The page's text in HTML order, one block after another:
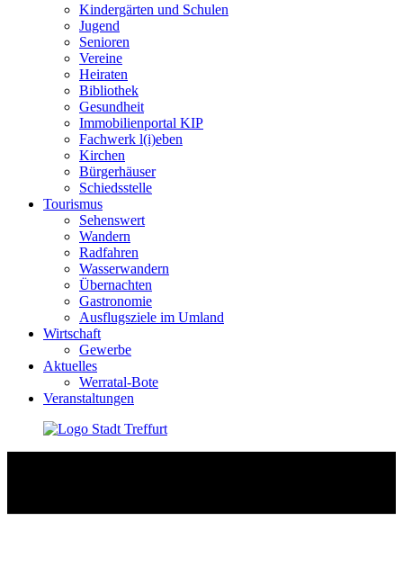
Kindergärten und Schulen
Jugend
Senioren
Vereine
Heiraten
Bibliothek
Gesundheit
Immobilienportal KIP
Fachwerk l(i)eben
Kirchen
Bürgerhäuser
Schiedsstelle
Tourismus
Sehenswert
Wandern
Radfahren
Wasserwandern
Übernachten
Gastronomie
Ausflugsziele im Umland
Wirtschaft
Gewerbe
Aktuelles
Werratal-Bote
Veranstaltungen